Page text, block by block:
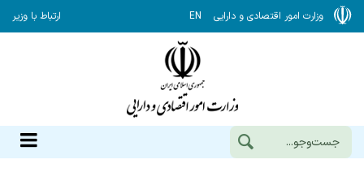
وزارت امور اقتصادی و دارایی EN ارتباط با وزیر